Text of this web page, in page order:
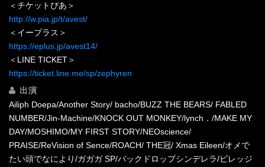
＜チケットぴあ＞
http://w.pia.jp/t/avest/
＜イープラス＞
https://eplus.jp/avest14/
＜LINE TICKET＞
https://ticket.line.me/sp/zephyren
出演
Ailiph Doepa/Another Story/ bacho/BUZZ THE BEARS/ FABLED
NUMBER/Jin-Machine/KNOCK OUT MONKEY/lynch．/MAKE MY
DAY/MOSHIMO/MY FIRST STORY/NEOscience/
PRAISE/ReVision of Sence/ROACH/ THE冠/ Xmas Eileen/オメで
たい頭でなにより/ガガガ SP/バックドロップシンデレラ/ビレッジ